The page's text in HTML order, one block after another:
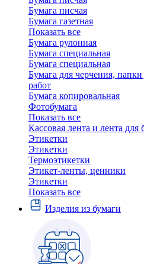
Бумага писчая
Бумага газетная
Показать все
Бумага рулонная
Бумага специальная
Бумага специальная
Бумага для черчения,
работ
Бумага копировальная
Фотобумага
Показать все
Кассовая лента и лента для
Этикетки
Этикетки
Термоэтикетки
Этикет-ленты, ценники
Этикетки
Показать все
Изделия из бумаги